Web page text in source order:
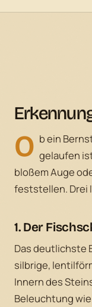
O b ein
gelaufen
bloßem Auge
feststellen. Drei
1. Der
Das deutlichste
silbrige,
Innern des
Beleuchtung